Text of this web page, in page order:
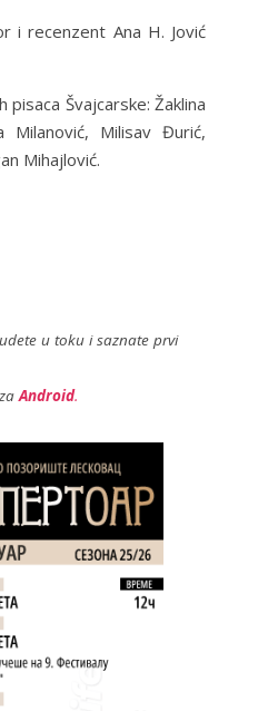
i recenzent Ana H. Jović
pisaca Švajcarske: Žaklina
Milanović, Milisav Đurić,
Mihajlović.
u toku i saznate prvi
Android.